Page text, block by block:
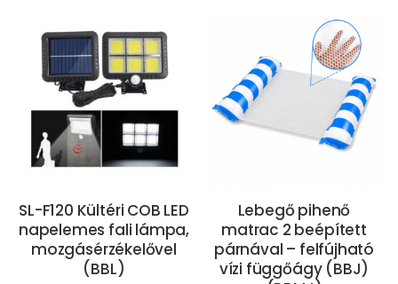
SL-F120 Kültéri COB LED
napelemes fali lámpa,
mozgásérzékelővel
(BBL)
Lebegő pihenő
matrac 2 beépített
párnával – felfújható
vízi függőágy (BBJ)